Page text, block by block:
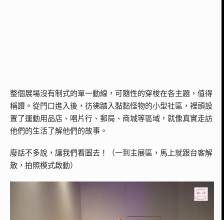
整個展場沒有制式的單一動線，可隨性的穿梭在各主題，值得
稱讚。從門口進入後，彷彿踏入黏黏怪物的小型社區，裡頭設
置了運動用品店、唱片行、郵局、商城等區域，就像真實走訪
他們的生活了解他們的故事。
廢話不多說，讓我們看圖去！（一到主展區，馬上就跟台客解
散，拍照模式啟動）